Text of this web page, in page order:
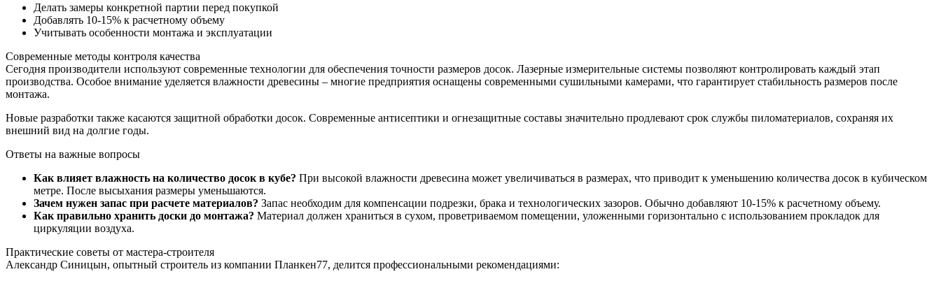
Делать замеры конкретной партии перед покупкой
Добавлять 10-15% к расчетному объему
Учитывать особенности монтажа и эксплуатации
Современные методы контроля качества
Сегодня производители используют современные технологии для обеспечения точности размеров досок. Лазерные измерительные системы позволяют контролировать каждый этап
производства. Особое внимание уделяется влажности древесины – многие предприятия оснащены современными сушильными камерами, что гарантирует стабильность размеров после
монтажа.
Новые разработки также касаются защитной обработки досок. Современные антисептики и огнезащитные составы значительно продлевают срок службы пиломатериалов, сохраняя их
внешний вид на долгие годы.
Ответы на важные вопросы
Как влияет влажность на количество досок в кубе? При высокой влажности древесина может увеличиваться в размерах, что приводит к уменьшению количества досок в кубическом
метре. После высыхания размеры уменьшаются.
Зачем нужен запас при расчете материалов? Запас необходим для компенсации подрезки, брака и технологических зазоров. Обычно добавляют 10-15% к расчетному объему.
Как правильно хранить доски до монтажа? Материал должен храниться в сухом, проветриваемом помещении, уложенными горизонтально с использованием прокладок для
циркуляции воздуха.
Практические советы от мастера-строителя
Александр Синицын, опытный строитель из компании Планкен77, делится профессиональными рекомендациями: